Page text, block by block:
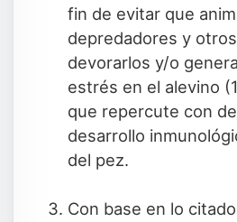
fin de evitar que
depredadores y
devorarlos y/o
estrés en el alevino
que repercute con
desarrollo
del pez.
Con base en lo